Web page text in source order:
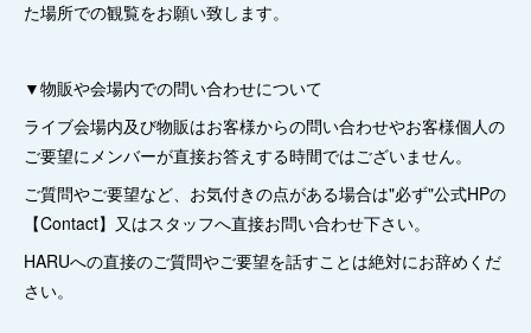
た場所での観覧をお願い致します。
▼物販や会場内での問い合わせについて
ライブ会場内及び物販はお客様からの問い合わせやお客様個人の
ご要望にメンバーが直接お答えする時間ではございません。
ご質問やご要望など、お気付きの点がある場合は"必ず"公式HPの
【Contact】又はスタッフへ直接お問い合わせ下さい。
HARUへの直接のご質問やご要望を話すことは絶対にお辞めくだ
さい。